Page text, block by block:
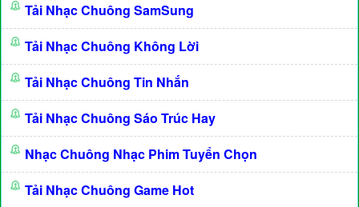
Tải Nhạc Chuông SamSung
Tải Nhạc Chuông Không Lời
Tải Nhạc Chuông Tin Nhắn
Tải Nhạc Chuông Sáo Trúc Hay
Nhạc Chuông Nhạc Phim Tuyển Chọn
Tải Nhạc Chuông Game Hot